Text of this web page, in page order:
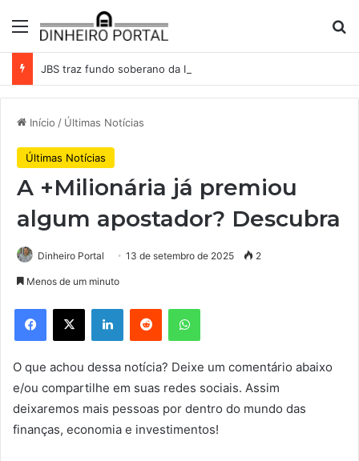
Menu
Início / Últimas Notícias
Últimas Notícias
A +Milionária já premiou
algum apostador? Descubra
Dinheiro Portal 13 de setembro de 2025 2
Menos de um minuto
Facebook
X LinkedinReddit WhatsApp
O que achou dessa notícia? Deixe um comentário abaixo
e/ou compartilhe em suas redes sociais. Assim
deixaremos mais pessoas por dentro do mundo das
finanças, economia e investimentos!